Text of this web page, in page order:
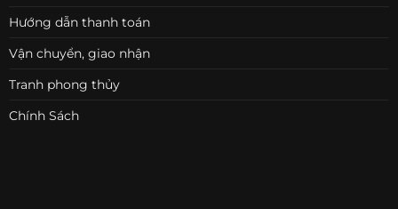
Hướng dẫn thanh toán
Vận chuyển, giao nhận
Tranh phong thủy
Chính Sách